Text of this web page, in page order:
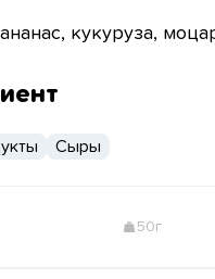
кукуруза,
Сыры
50г